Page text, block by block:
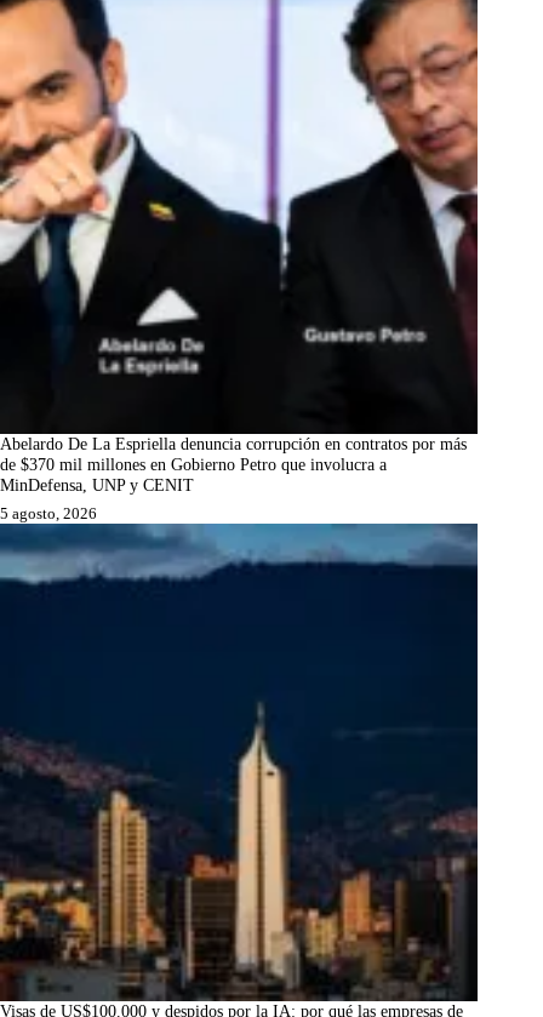
Abelardo De La Espriella denuncia corrupción en contratos por más
de $370 mil millones en Gobierno Petro que involucra a
MinDefensa, UNP y CENIT
5 agosto, 2026
Visas de US$100.000 y despidos por la IA: por qué las empresas de